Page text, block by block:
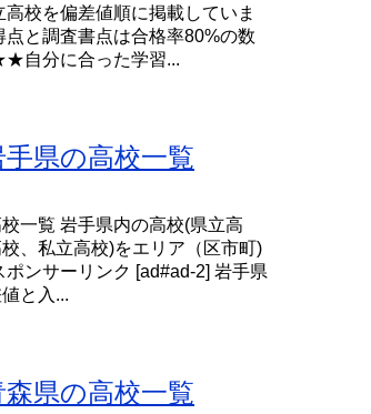
高校を偏差値順に掲載していま
点と調査書点は合格率80%の数
自分に合った学習...
手県の高校一覧
一覧 岩手県内の高校(県立高
、私立高校)をエリア（区市町)
ポンサーリンク [ad#ad-2] 岩手県
と入...
森県の高校一覧